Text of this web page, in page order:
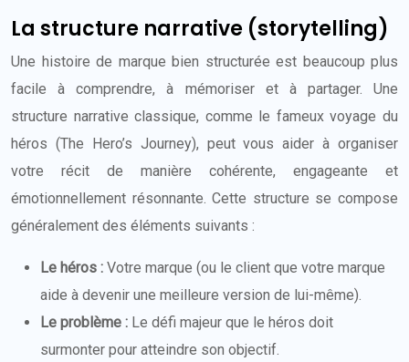
La structure narrative (storytelling)
Une histoire de marque bien structurée est beaucoup plus
facile à comprendre, à mémoriser et à partager. Une
structure narrative classique, comme le fameux voyage du
héros (The Hero’s Journey), peut vous aider à organiser
votre récit de manière cohérente, engageante et
émotionnellement résonnante. Cette structure se compose
généralement des éléments suivants :
Le héros : Votre marque (ou le client que votre marque
aide à devenir une meilleure version de lui-même).
Le problème : Le défi majeur que le héros doit
surmonter pour atteindre son objectif.